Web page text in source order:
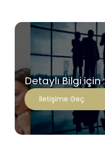
Detaylı Bilgi için :
İletişime Geç